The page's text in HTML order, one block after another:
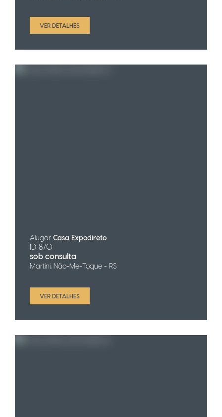
VER DETALHES
Alugar Casa Expodireto
ID 870
sob consulta
Martini, Não-Me-Toque - RS
VER DETALHES